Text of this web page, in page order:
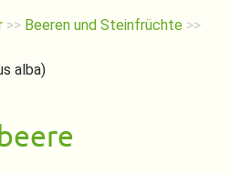
>> Beeren und Steinfrüchte >>
alba)